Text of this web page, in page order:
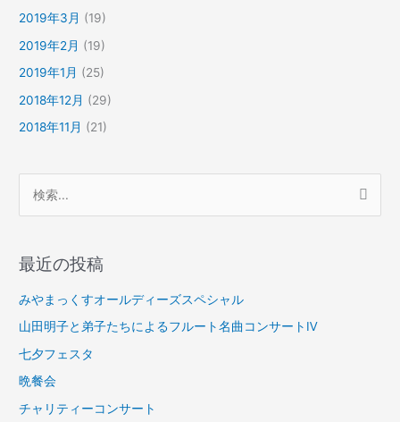
2019年3月 (19)
2019年2月 (19)
2019年1月 (25)
2018年12月 (29)
2018年11月 (21)
象
:
最近の投稿
みやまっくすオールディーズスペシャル
山田明子と弟子たちによるフルート名曲コンサートⅣ
七夕フェスタ
晩餐会
チャリティーコンサート